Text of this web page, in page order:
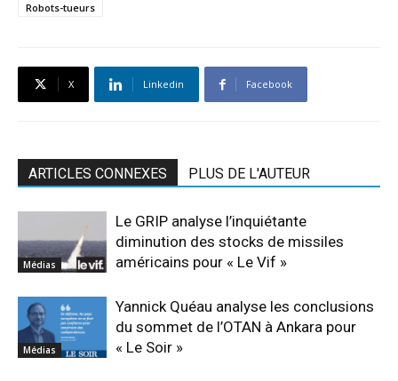
Robots-tueurs
X Linkedin Facebook
ARTICLES CONNEXES PLUS DE L'AUTEUR
Médias
Le GRIP analyse l’inquiétante
diminution des stocks de missiles
américains pour « Le Vif »
Médias
Yannick Quéau analyse les conclusions
du sommet de l’OTAN à Ankara pour
« Le Soir »